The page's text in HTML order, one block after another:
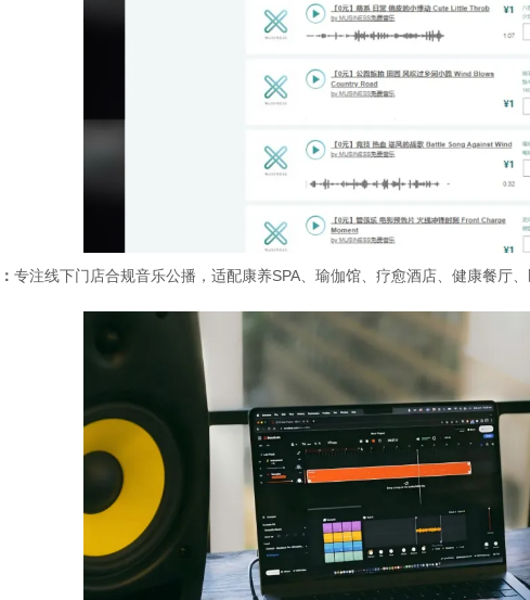
专注线下门店合规音乐公播，适配康养SPA、瑜伽馆、疗愈酒店、健康餐厅